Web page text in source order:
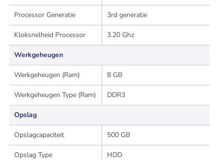
Processor Generatie 3rd generatie
Kloksnelheid Processor 3.20 Ghz
Werkgeheugen
Werkgeheugen (Ram) 8 GB
Werkgeheugen Type (Ram) DDR3
Opslag
Opslagcapaciteit 500 GB
Opslag Type HDD